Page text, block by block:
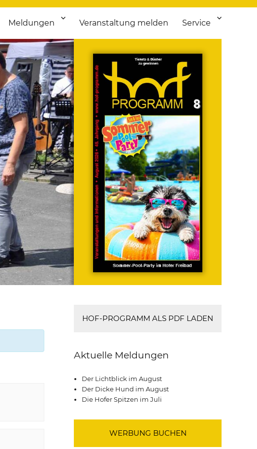
Theater bis Flohmarkt.
Meldungen Veranstaltung melden Service
HOF-PROGRAMM ALS PDF LADEN
Aktuelle Meldungen
Der Lichtblick im August
Der Dicke Hund im August
Die Hofer Spitzen im Juli
WERBUNG BUCHEN